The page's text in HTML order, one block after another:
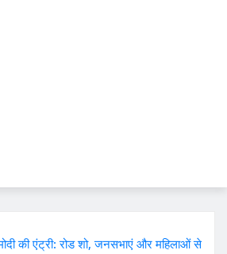
मोदी की एंट्री: रोड शो, जनसभाएं और महिलाओं से